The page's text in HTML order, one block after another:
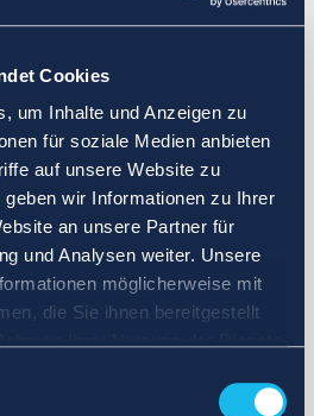
Cookies
um Inhalte und Anzeigen zu
für soziale Medien anbieten
auf unsere Website zu
wir Informationen zu Ihrer
an unsere Partner für
und Analysen weiter. Unsere
möglicherweise mit
die Sie ihnen bereitgestellt